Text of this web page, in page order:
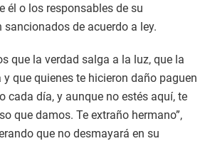
él o los responsables de su
de acuerdo a ley.
que la verdad salga a la luz, que la
que quienes te hicieron daño paguen
cada día, y aunque no estés aquí, te
que damos. Te extraño hermano”,
que no desmayará en su